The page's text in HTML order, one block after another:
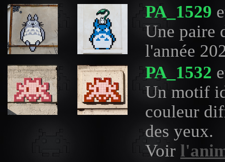
PA_1529
Une paire
l'année
PA_1532
Un motif
couleur
des yeux.
Voir